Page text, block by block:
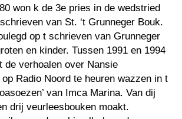
won k de 3e pries in de wedstried
van St. ‘t Grunneger Bouk.
op t schrieven van Grunneger
en kinder. Tussen 1991 en 1994
de verhoalen over Nansie
Radio Noord te heuren wazzen in t
van Imca Marina. Van dij
drij veurleesbouken moakt.